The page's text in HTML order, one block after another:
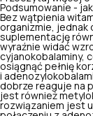
Podsumowanie -
Bez wątpienia
organizmie, jednak
suplementację
wyraźnie widać
cyjanokobalaminy,
osiągnąć pełnię
i
dobrze reaguje na
jest również
rozwiązaniem jest